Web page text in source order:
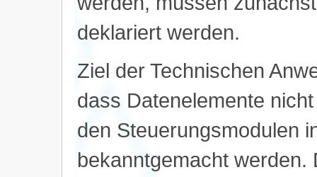
deklariert werden.
Ziel der Technischen
dass Datenelemente
den Steuerungsmodulen
bekanntgemacht werden.